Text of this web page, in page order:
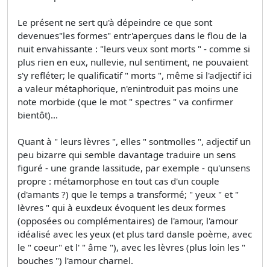
Le présent ne sert qu'à dépeindre ce que sont
devenues"les formes" entr'aperçues dans le flou de la
nuit envahissante : "leurs veux sont morts " - comme si
plus rien en eux, nullevie, nul sentiment, ne pouvaient
s'y refléter; le qualificatif " morts ", même si l'adjectif ici
a valeur métaphorique, n'enintroduit pas moins une
note morbide (que le mot " spectres " va confirmer
bientôt)...
Quant à " leurs lèvres ", elles " sontmolles ", adjectif un
peu bizarre qui semble davantage traduire un sens
figuré - une grande lassitude, par exemple - qu'unsens
propre : métamorphose en tout cas d'un couple
(d'amants ?) que le temps a transformé; " yeux " et "
lèvres " qui à euxdeux évoquent les deux formes
(opposées ou complémentaires) de l'amour, l'amour
idéalisé avec les yeux (et plus tard dansle poème, avec
le " coeur" et l' " âme "), avec les lèvres (plus loin les "
bouches ") l'amour charnel.